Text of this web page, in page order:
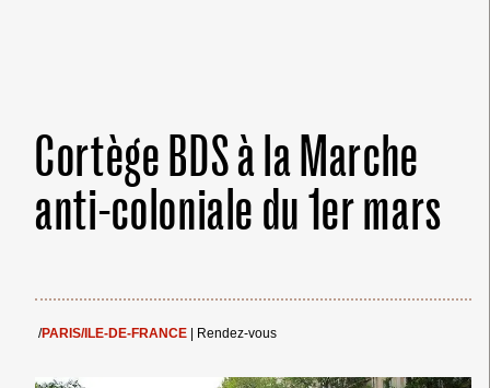
Cortège BDS à la Marche
anti-coloniale du 1er mars
/PARIS/ILE-DE-FRANCE Rendez-vous